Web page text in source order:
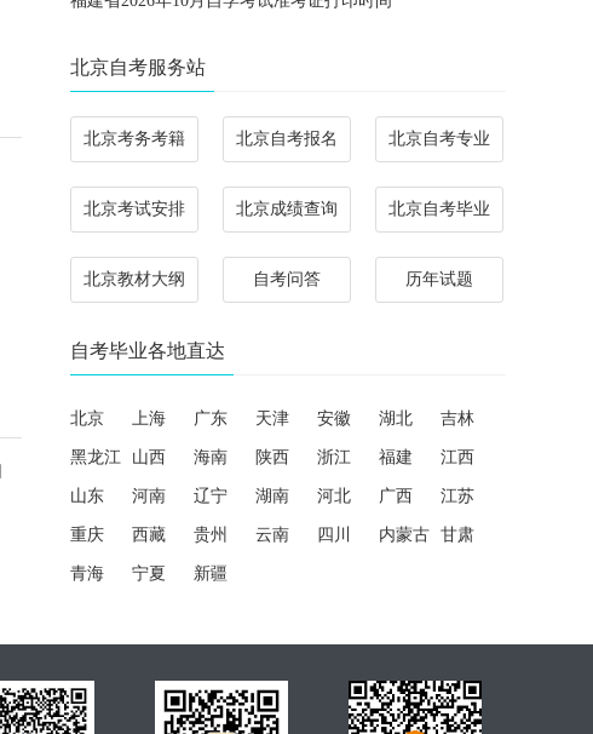
北京自考服务站
北京考务考籍 北京自考报名 北京自考专业
北京考试安排 北京成绩查询 北京自考毕业
北京教材大纲 自考问答 历年试题
自考毕业各地直达
北京 上海 广东 天津 安徽 湖北 吉林
黑龙江 山西 海南 陕西 浙江 福建 江西
山东 河南 辽宁 湖南 河北 广西 江苏
重庆 西藏 贵州 云南 四川 内蒙古 甘肃
青海 宁夏 新疆